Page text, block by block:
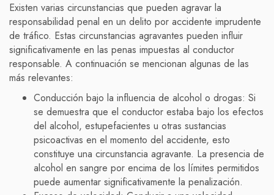
Existen varias circunstancias que pueden agravar la
responsabilidad penal en un delito por accidente imprudente
de tráfico. Estas circunstancias agravantes pueden influir
significativamente en las penas impuestas al conductor
responsable. A continuación se mencionan algunas de las
más relevantes:
Conducción bajo la influencia de alcohol o drogas: Si
se demuestra que el conductor estaba bajo los efectos
del alcohol, estupefacientes u otras sustancias
psicoactivas en el momento del accidente, esto
constituye una circunstancia agravante. La presencia de
alcohol en sangre por encima de los límites permitidos
puede aumentar significativamente la penalización.